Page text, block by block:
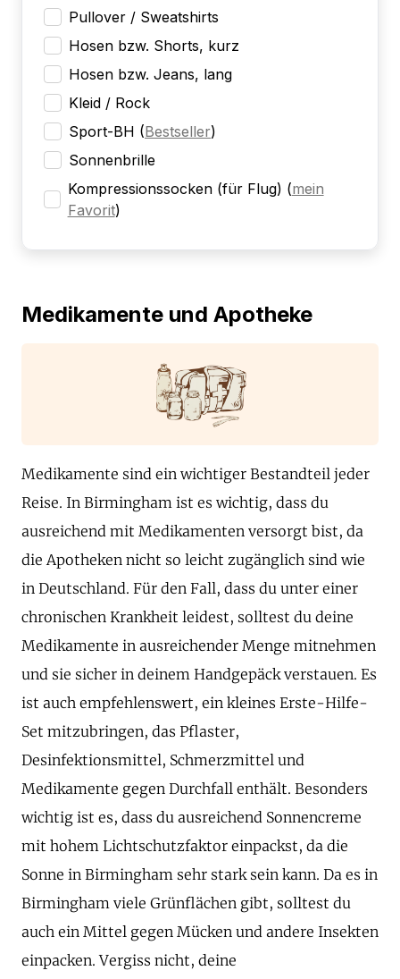
Pullover / Sweatshirts
Hosen bzw. Shorts, kurz
Hosen bzw. Jeans, lang
Kleid / Rock
Sport-BH (Bestseller)
Sonnenbrille
Kompressionssocken (für Flug) (mein
Favorit)
Medikamente und Apotheke
Medikamente sind ein wichtiger Bestandteil jeder
Reise. In Birmingham ist es wichtig, dass du
ausreichend mit Medikamenten versorgt bist, da
die Apotheken nicht so leicht zugänglich sind wie
in Deutschland. Für den Fall, dass du unter einer
chronischen Krankheit leidest, solltest du deine
Medikamente in ausreichender Menge mitnehmen
und sie sicher in deinem Handgepäck verstauen. Es
ist auch empfehlenswert, ein kleines Erste-Hilfe-
Set mitzubringen, das Pflaster,
Desinfektionsmittel, Schmerzmittel und
Medikamente gegen Durchfall enthält. Besonders
wichtig ist es, dass du ausreichend Sonnencreme
mit hohem Lichtschutzfaktor einpackst, da die
Sonne in Birmingham sehr stark sein kann. Da es in
Birmingham viele Grünflächen gibt, solltest du
auch ein Mittel gegen Mücken und andere Insekten
einpacken. Vergiss nicht, deine